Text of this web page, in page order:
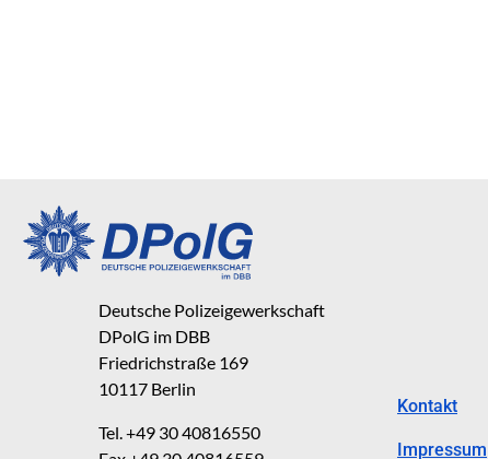
Deutsche Polizeigewerkschaft
DPolG im DBB
Friedrichstraße 169
10117 Berlin
Tel. +49 30 40816550
Kontakt
Impressum